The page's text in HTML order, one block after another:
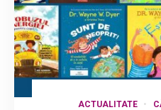
ACTUALITATE